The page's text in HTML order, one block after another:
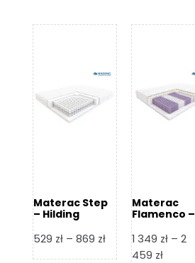
Materac Step
– Hilding
529 zł – 869 złZakres
cen:
Materac
Flamenco –
1 349 zł – 2
459 złZakres